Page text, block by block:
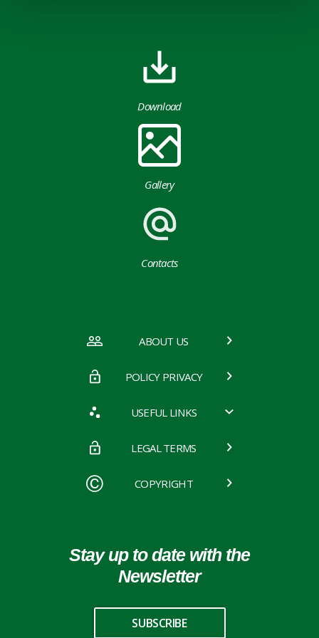
Download
Gallery
Contacts
ABOUT US
POLICY PRIVACY
USEFUL LINKS
LEGAL TERMS
COPYRIGHT
Stay up to date with the
Newsletter
SUBSCRIBE